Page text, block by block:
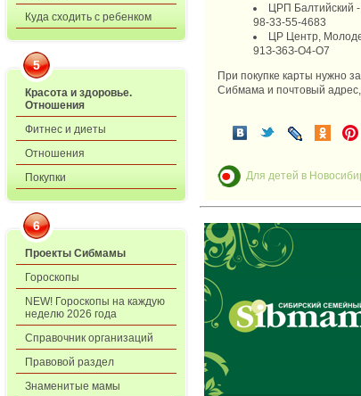
Куда сходить с ребенком
5
Красота и здоровье.
Отношения
Фитнес и диеты
Отношения
Покупки
6
Проекты Сибмамы
Гороскопы
NEW! Гороскопы на каждую
неделю 2026 года
Справочник организаций
Правовой раздел
Знаменитые мамы
ЦРП Балтийский -
98-33-55-4683
ЦР Центр,
91З-З6З-О4-О7
При покупке карты нужно
Сибмама и почтовый
Для детей в